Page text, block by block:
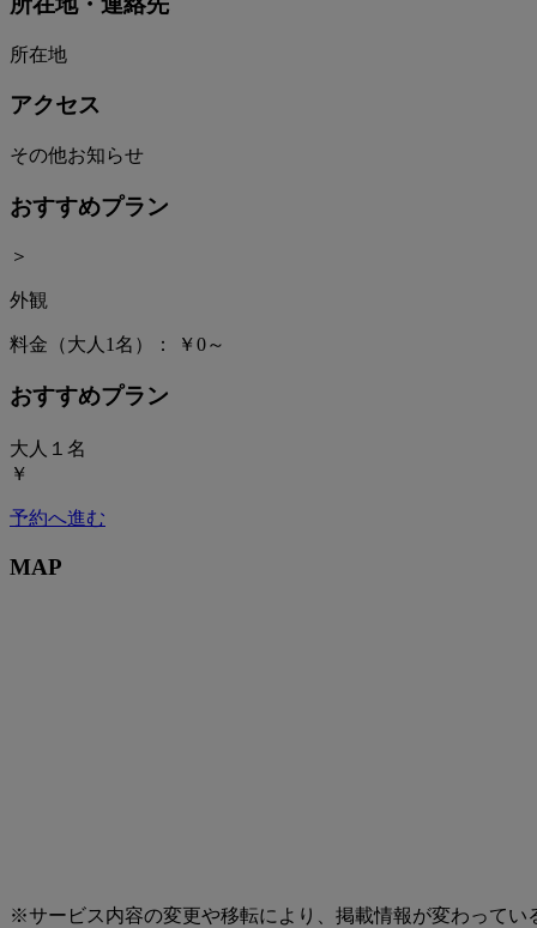
所在地
アクセス
その他お知らせ
おすすめプラン
＞
外観
料金（大人1名）： ￥0～
おすすめプラン
大人１名
￥
予約へ進む
MAP
※サービス内容の変更や移転により、掲載情報が変わってい